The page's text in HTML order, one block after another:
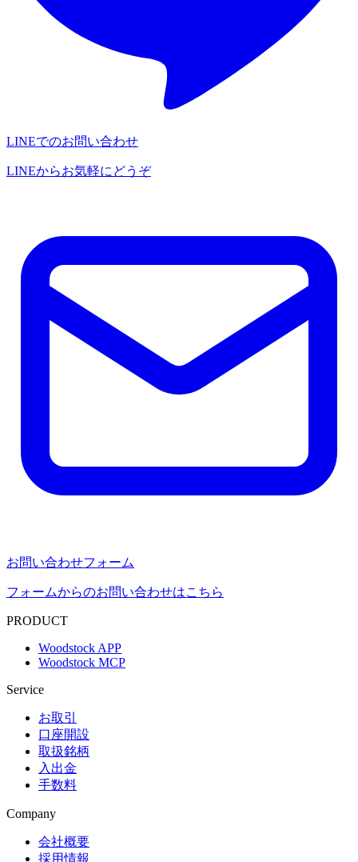
LINEでのお問い合わせ
LINEからお気軽にどうぞ
お問い合わせフォーム
フォームからのお問い合わせはこちら
PRODUCT
Woodstock APP
Woodstock MCP
Service
お取引
口座開設
取扱銘柄
入出金
手数料
Company
会社概要
採用情報